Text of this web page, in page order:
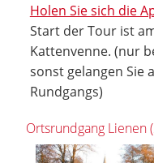
Holen Sie sich die
Start der Tour ist
Kattenvenne. (nur
sonst gelangen Sie
Rundgangs)
Ortsrundgang Lienen